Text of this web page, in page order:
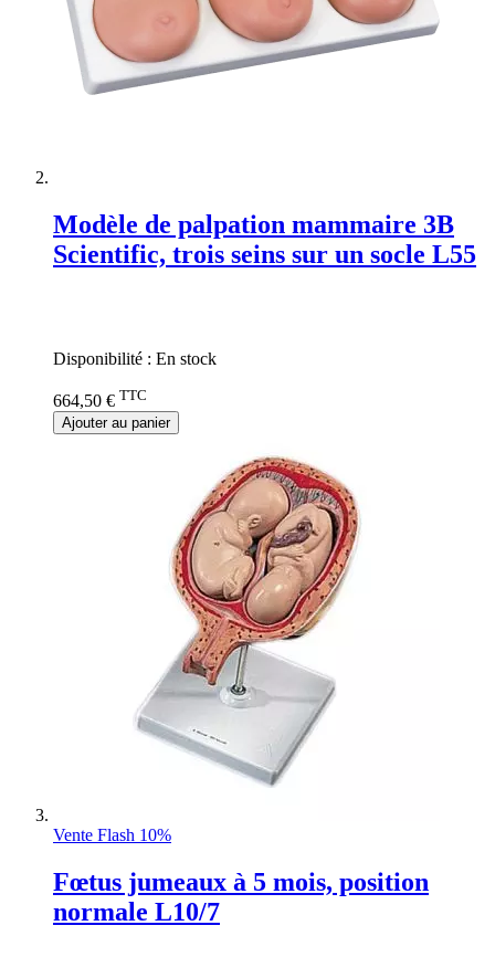
Modèle de palpation mammaire 3B
Scientific, trois seins sur un socle L55
Disponibilité : En stock
664,50 € TTC
Ajouter au panier
Vente Flash 10%
Fœtus jumeaux à 5 mois, position
normale L10/7